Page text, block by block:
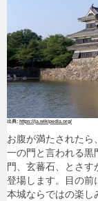
https://ja.wikipedia.org/
お腹が満たされたら
一の門と言われる黒
門、玄蕃石、とさ
登場します。目の前
本城ならではの楽し